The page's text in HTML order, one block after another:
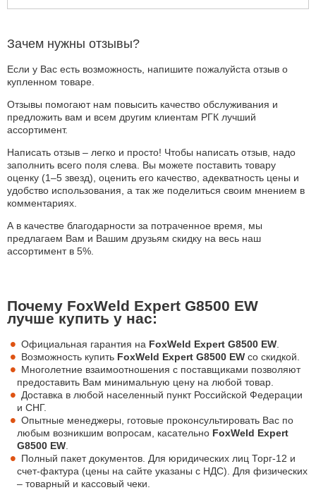
Зачем нужны отзывы?
Если у Вас есть возможность, напишите пожалуйста отзыв о
купленном товаре.
Отзывы помогают нам повысить качество обслуживания и
предложить вам и всем другим клиентам РГК лучший
ассортимент.
Написать отзыв – легко и просто! Чтобы написать отзыв, надо
заполнить всего поля слева. Вы можете поставить товару
оценку (1–5 звезд), оценить его качество, адекватность цены и
удобство использования, а так же поделиться своим мнением в
комментариях.
А в качестве благодарности за потраченное время, мы
предлагаем Вам и Вашим друзьям скидку на весь наш
ассортимент в 5%.
Почему FoxWeld Expert G8500 EW
лучше купить у нас:
Официальная гарантия на FoxWeld Expert G8500 EW
Возможность купить FoxWeld Expert G8500 EW со скидкой.
Многолетние взаимоотношения с поставщиками позволяют
предоставить Вам минимальную цену на любой товар.
Доставка в любой населенный пункт Российской Федерации
и СНГ.
Опытные менеджеры, готовые проконсультировать Вас по
любым возникшим вопросам, касательно FoxWeld Expert
G8500 EW
Полный пакет документов. Для юридических лиц Торг-12 и
счет-фактура (цены на сайте указаны с НДС). Для физических
– товарный и кассовый чеки.